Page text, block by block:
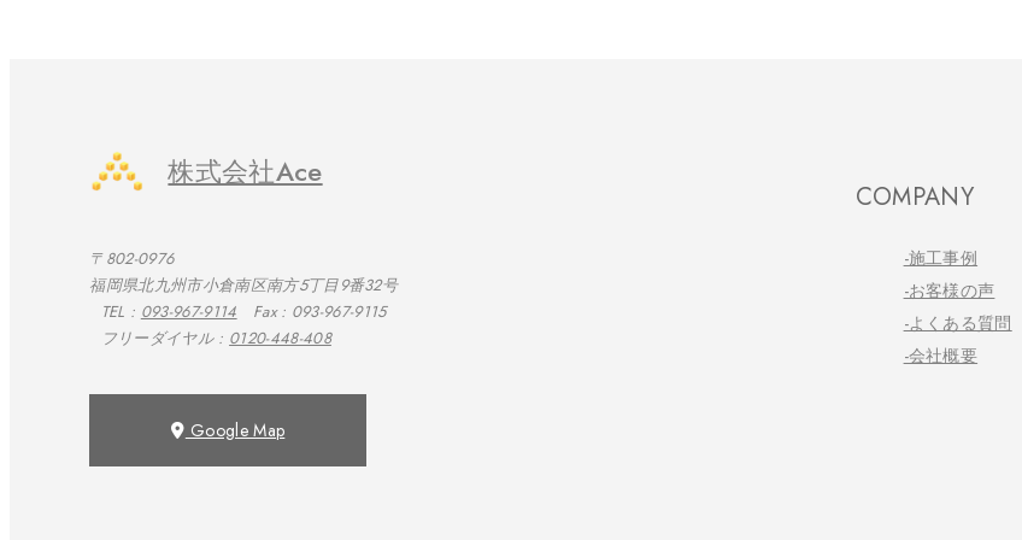
株式会社Ace
〒802-0976
福岡県北九州市小倉南区南方5丁目9番32号
TEL : 093-967-9114 Fax : 093-967-9115
フリーダイヤル : 0120-448-408
Google Map
COMPANY
-施工事例
-お客様の声
-よくある質問
-会社概要